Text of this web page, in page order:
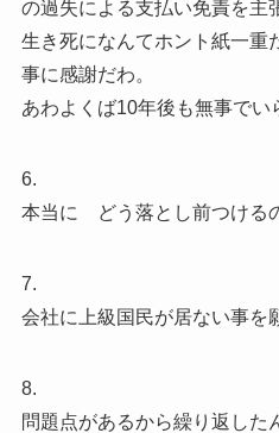
の過失による支払い免責を主
生き死になんてホント紙一重
事に感謝だわ。
あわよくば10年後も無事でい
6.
本当に どう落とし前つける
7.
会社に上級国民が居ない事を
8.
問題点があるから繰り返した